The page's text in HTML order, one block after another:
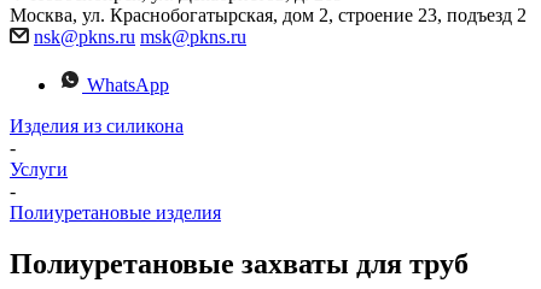
Москва, ул. Краснобогатырская, дом 2, строение 23, подъезд 2
nsk@pkns.ru msk@pkns.ru
WhatsApp
Изделия из силикона
-
Услуги
-
Полиуретановые изделия
Полиуретановые захваты для труб